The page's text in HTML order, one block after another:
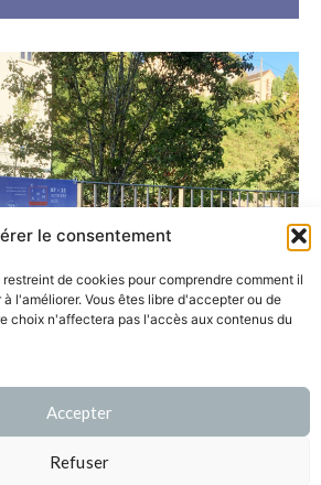
le consentement
de cookies pour comprendre comment il
l'améliorer. Vous êtes libre d'accepter ou de
choix n'affectera pas l'accès aux contenus du
Accepter
Refuser
audureau.fr